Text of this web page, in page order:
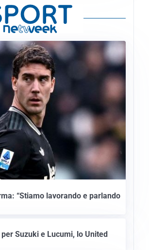
“Stiamo lavorando e parlando
Suzuki e Lucumi, lo United